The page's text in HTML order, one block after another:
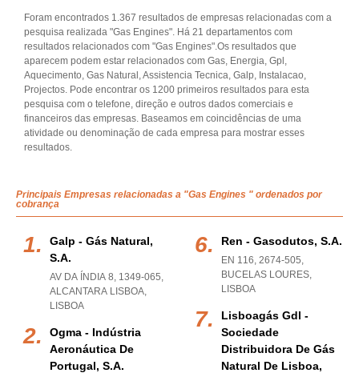
Foram encontrados 1.367 resultados de empresas relacionadas com a
pesquisa realizada "Gas Engines". Há 21 departamentos com
resultados relacionados com "Gas Engines".Os resultados que
aparecem podem estar relacionados com Gas, Energia, Gpl,
Aquecimento, Gas Natural, Assistencia Tecnica, Galp, Instalacao,
Projectos. Pode encontrar os 1200 primeiros resultados para esta
pesquisa com o telefone, direção e outros dados comerciais e
financeiros das empresas. Baseamos em coincidências de uma
atividade ou denominação de cada empresa para mostrar esses
resultados.
Principais Empresas relacionadas a "Gas Engines " ordenados por
cobrança
Galp - Gás Natural,
S.a.
AV DA ÍNDIA 8, 1349-065,
ALCANTARA LISBOA,
LISBOA
Ogma - Indústria
Aeronáutica De
Portugal, S.a.
Ren - Gasodutos, S.a.
EN 116, 2674-505,
BUCELAS LOURES,
LISBOA
Lisboagás Gdl -
Sociedade
Distribuidora De Gás
Natural De Lisboa,